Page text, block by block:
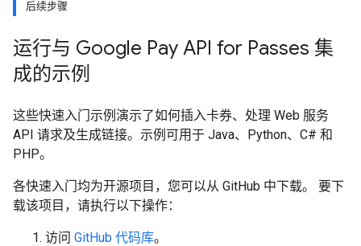
后续步骤
运行与 Google Pay API for Passes 集
成的示例
这些快速入门示例演示了如何插入卡券、处理 Web 服务
API 请求及生成链接。示例可用于 Java、Python、C# 和
PHP。
各快速入门均为开源项目，您可以从 GitHub 中下载。 要下
载该项目，请执行以下操作：
访问 GitHub 代码库。